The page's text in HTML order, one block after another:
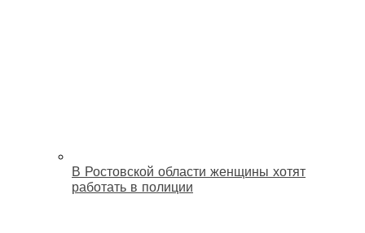
В Ростовской области женщины хотят
работать в полиции